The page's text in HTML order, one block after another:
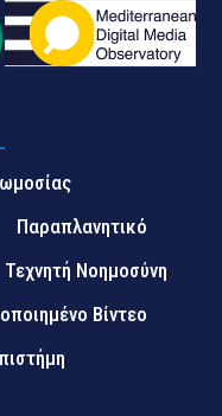
Παραπλανητικό
Τεχνητή Νοημοσύνη
Βίντεο